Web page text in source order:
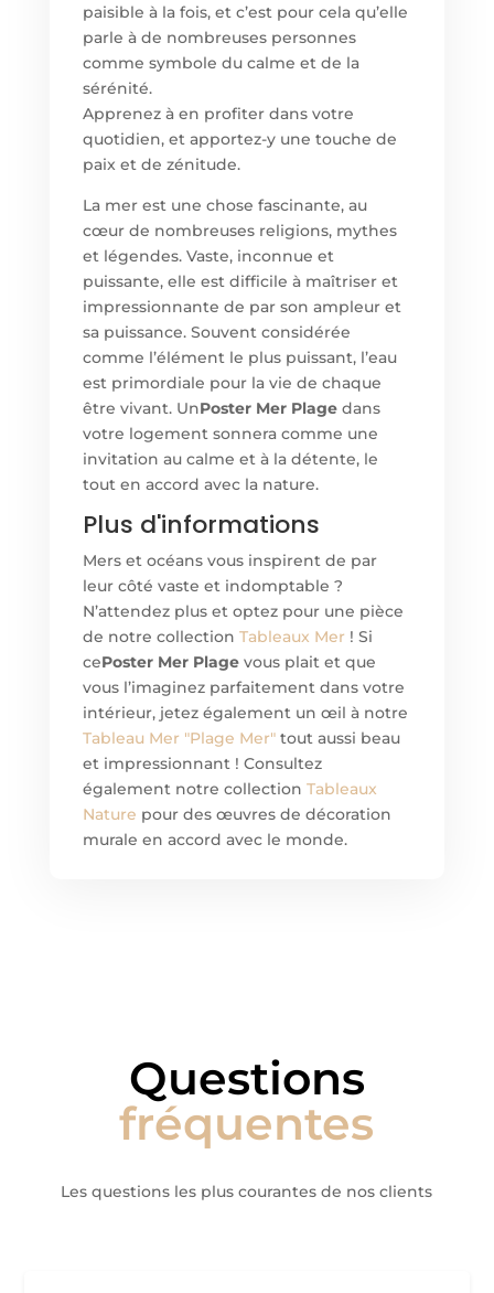
paisible à la fois, et c’est pour cela qu’elle
parle à de nombreuses personnes
comme symbole du calme et de la
sérénité.
Apprenez à en profiter dans votre
quotidien, et apportez-y une touche de
paix et de zénitude.
La mer est une chose fascinante, au
cœur de nombreuses religions, mythes
et légendes. Vaste, inconnue et
puissante, elle est difficile à maîtriser et
impressionnante de par son ampleur et
sa puissance. Souvent considérée
comme l’élément le plus puissant, l’eau
est primordiale pour la vie de chaque
être vivant. UnPoster Mer Plage dans
votre logement sonnera comme une
invitation au calme et à la détente, le
tout en accord avec la nature.
Plus d'informations
Mers et océans vous inspirent de par
leur côté vaste et indomptable ?
N’attendez plus et optez pour une pièce
de notre collection Tableaux Mer ! Si
cePoster Mer Plagevous plait et que
vous l’imaginez parfaitement dans votre
intérieur, jetez également un œil à notre
Tableau Mer "Plage Mer"tout aussi beau
et impressionnant ! Consultez
également notre collection Tableaux
Nature pour des œuvres de décoration
murale en accord avec le monde.
Questions
fréquentes
Les questions les plus courantes de nos clients